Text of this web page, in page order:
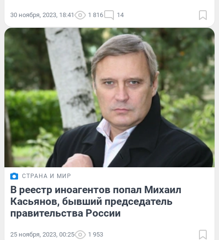
30 ноября, 2023, 18:41 1 816 14
СТРАНА И МИР
В реестр иноагентов попал Михаил
Касьянов, бывший председатель
правительства России
25 ноября, 2023, 00:25 1 953